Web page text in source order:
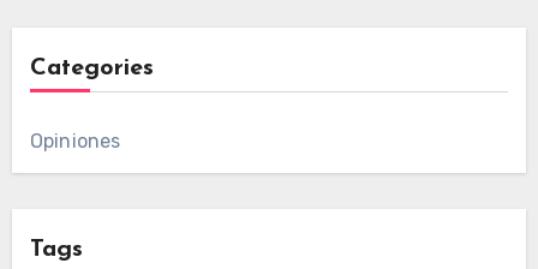
Categories
Opiniones
Tags